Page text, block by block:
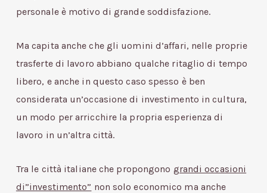
personale è motivo di grande soddisfazione.
Ma capita anche che gli uomini d’affari, nelle proprie
trasferte di lavoro abbiano qualche ritaglio di tempo
libero, e anche in questo caso spesso è ben
considerata un’occasione di investimento in cultura,
un modo per arricchire la propria esperienza di
lavoro in un’altra città.
Tra le città italiane che propongono grandi occasioni
di”investimento” non solo economico ma anche